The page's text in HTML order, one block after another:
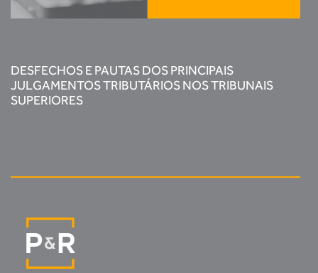
DESFECHOS E PAUTAS DOS PRINCIPAIS
JULGAMENTOS TRIBUTÁRIOS NOS TRIBUNAIS
SUPERIORES